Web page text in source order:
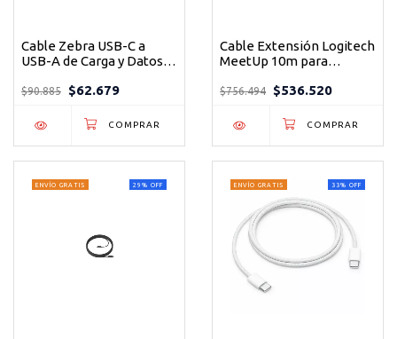
Cable Zebra USB-C a
USB-A de Carga y Datos -
TC56/TC57/EC50/EC55 -
$90.885 $62.679
Cable Extensión Logitech
MeetUp 10m para
Profesional
$756.494 $536.520
29 % OFF
ENVÍO GRATIS 33% OFF
ENVÍO GRATIS